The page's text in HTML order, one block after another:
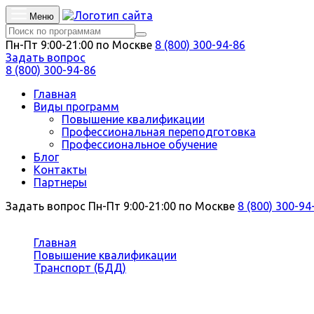
Меню
Пн-Пт 9:00-21:00 по Москве 8 (800) 300-94-86
Задать вопрос
8 (800) 300-94-86
Главная
Виды программ
Повышение квалификации
Профессиональная переподготовка
Профессиональное обучение
Блог
Контакты
Партнеры
Задать вопрос Пн-Пт 9:00-21:00 по Москве 8 (800) 300-
Главная
Повышение квалификации
Транспорт (БДД)